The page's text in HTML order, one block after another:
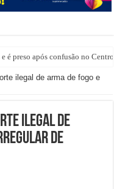
é preso após confusão no
Porteño para desafio
ilegal de arma de fogo e
ilegal de
de